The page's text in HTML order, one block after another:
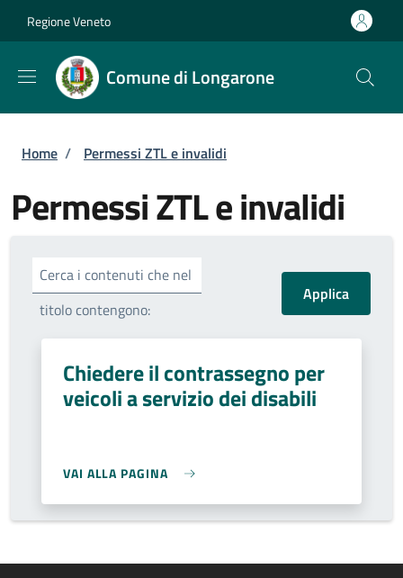
Regione Veneto
Comune di Longarone
Briciole di pane
Home / Permessi ZTL e invalidi
Permessi ZTL e invalidi
Cerca i contenuti che nel
titolo contengono:
Chiedere il contrassegno per
veicoli a servizio dei disabili
VAI ALLA PAGINA